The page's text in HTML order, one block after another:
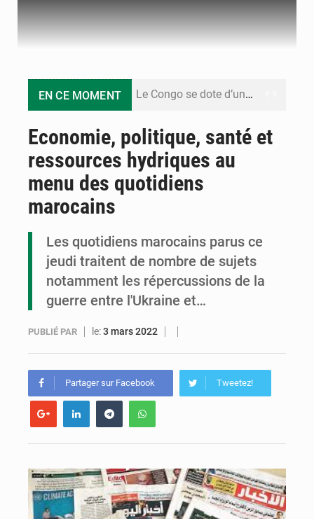
EN CE MOMENT Le Congo se dote d’un programme national pour valoriser les produits forestiers non ligneux
Congo-Électricité : la BAD renforce son appui pour accélérer les investissements
Economie, politique, santé et
ressources hydriques au
menu des quotidiens
marocains
Les quotidiens marocains parus ce
jeudi traitent de nombre de sujets
notamment les répercussions de la
guerre entre l'Ukraine et…
PUBLIÉ PAR le:3 mars 2022
Partager sur Facebook Tweetez!